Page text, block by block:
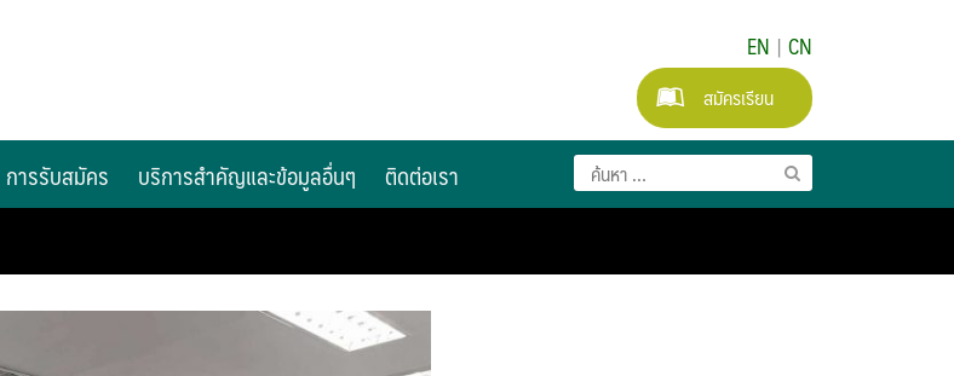
EN | CN
สมัครเรียน
การรับสมัคร บริการสำคัญและข้อมูลอื่นๆ ติดต่อเรา